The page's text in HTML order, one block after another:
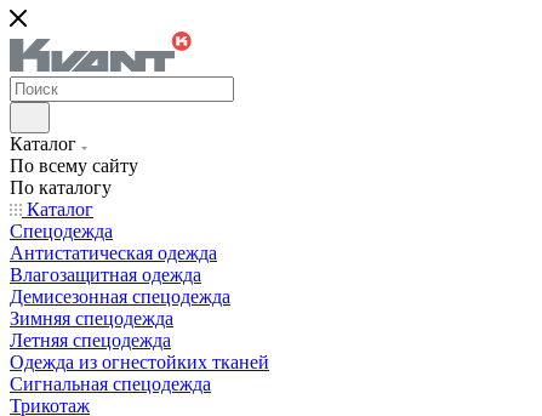
Каталог
По всему сайту
По каталогу
Каталог
Спецодежда
Антистатическая одежда
Влагозащитная одежда
Демисезонная спецодежда
Зимняя спецодежда
Летняя спецодежда
Одежда из огнестойких тканей
Сигнальная спецодежда
Трикотаж